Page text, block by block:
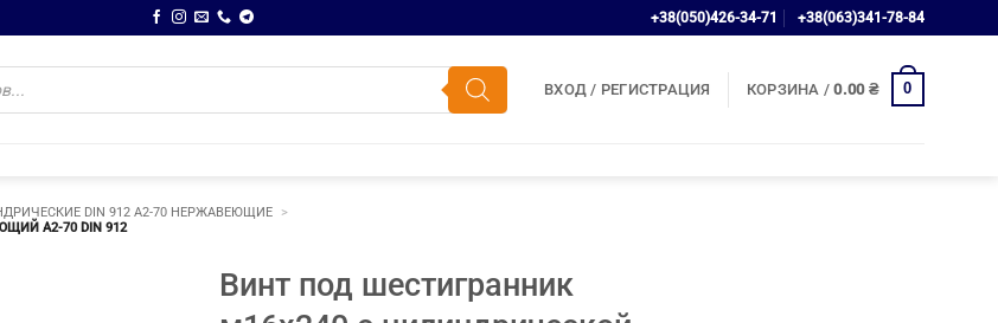
+38(050)426-34-71 +38(063)341-78-84
ВХОД / РЕГИСТРАЦИЯ КОРЗИНА /0.00 ₴ 0
DIN 912 A2-70 НЕРЖАВЕЮЩИЕ
A2-70 DIN 912
Винт под шестигранник